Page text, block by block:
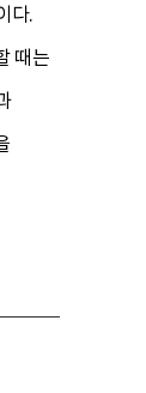
다.
때는